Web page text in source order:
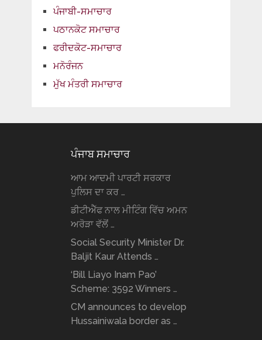
ਪੰਜਾਬੀ-ਸਮਾਚਾਰ
ਪਠਾਨਕੋਟ ਸਮਾਚਾਰ
ਫਰੀਦਕੋਟ-ਸਮਾਚਾਰ
ਮਨੋਰੰਜਨ
ਮੁੱਖ ਮੰਤਰੀ ਸਮਾਚਾਰ
ਪੰਜਾਬ ਸਮਾਚਾਰ
ਆਮ ਆਦਮੀ ਪਾਰਟੀ ਸਰਕਾਰ
ਪੁਲਿਸ ਦਾ ਕਰ …
ਡੀਟੀਐੱਫ ਨਾਲ ਮੀਟਿੰਗ ਵਿੱਚ ਅਮਨ
ਅਰੋੜਾ ਵੱਲੋਂ …
Social Security Minister Dr.
Baljit Kaur Attends …
‘Bill Liayo Inam Pao’
Scheme: 3592 Winners …
CM announces to develop
Hussainiwala border as …